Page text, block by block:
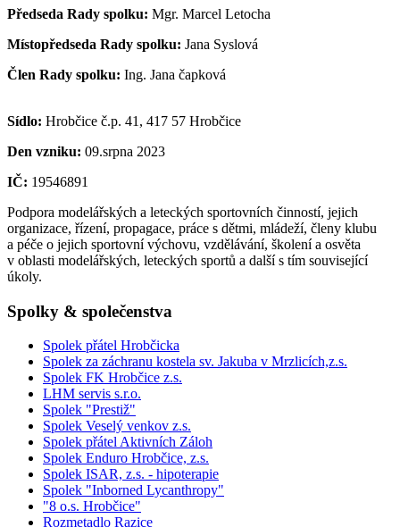
Předseda Rady spolku: Mgr. Marcel Letocha
Místopředseda Rady spolku: Jana Syslová
Člen Rady spolku: Ing. Jana čapková
Sídlo: Hrobčice č.p. 41, 417 57 Hrobčice
Den vzniku: 09.srpna 2023
IČ: 19546891
Podpora modelářských a leteckých sportovních činností, jejich
organizace, řízení, propagace, práce s dětmi, mládeží, členy klubu
a péče o jejich sportovní výchovu, vzdělávání, školení a osvěta
v oblasti modelářských, leteckých sportů a další s tím související
úkoly.
Spolky & společenstva
Spolek přátel Hrobčicka
Spolek za záchranu kostela sv. Jakuba v Mrzlicích,z.s.
Spolek FK Hrobčice z.s.
LHM servis s.r.o.
Spolek "Prestiž"
Spolek Veselý venkov z.s.
Spolek přátel Aktivních Záloh
Spolek Enduro Hrobčice, z.s.
Spolek ISAR, z.s. - hipoterapie
Spolek "Inborned Lycanthropy"
"8 o.s. Hrobčice"
Rozmetadlo Razice